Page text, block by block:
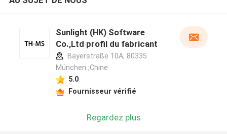
Sunlight (HK) Software
Co.,Ltd profil du fabricant
Bayerstraße 10A, 80335
München ,Chine
5.0
Fournisseur vérifié
Regardez plus